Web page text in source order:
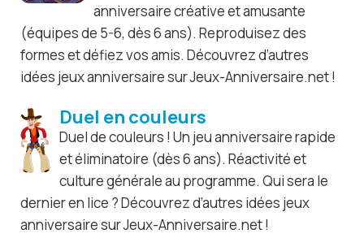
anniversaire créative et amusante
(équipes de 5-6, dès 6 ans). Reproduisez des
formes et défiez vos amis. Découvrez d’autres
idées jeux anniversaire sur Jeux-Anniversaire.net !
Duel en couleurs
Duel de couleurs ! Un jeu anniversaire rapide
et éliminatoire (dès 6 ans). Réactivité et
culture générale au programme. Qui sera le
dernier en lice ? Découvrez d’autres idées jeux
anniversaire sur Jeux-Anniversaire.net !